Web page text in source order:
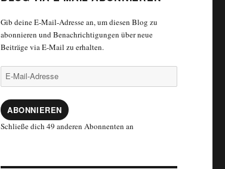
Gib deine E-Mail-Adresse an, um diesen Blog zu
abonnieren und Benachrichtigungen über neue
Beiträge via E-Mail zu erhalten.
E-
Mail-
ABONNIEREN
Schließe dich 49 anderen Abonnenten an